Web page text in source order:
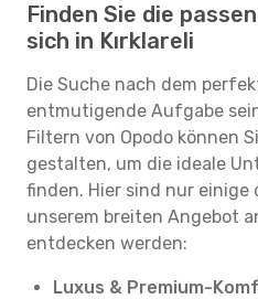
Finden Sie die
sich in Kırklareli
Die Suche nach dem
entmutigende Aufgabe
Filtern von Opodo können
gestalten, um die ideale
finden. Hier sind nur einige
unserem breiten Angebot
entdecken werden:
Luxus & Premium-